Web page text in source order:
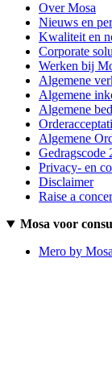
Over Mosa
Nieuws en
Kwaliteit en
Corporate
Werken bij
Algemene
Algemene
Algemene
Algemene
Gedragscode
Privacy- en
Disclaimer
Raise a
Mosa voor
Mero by Mosa